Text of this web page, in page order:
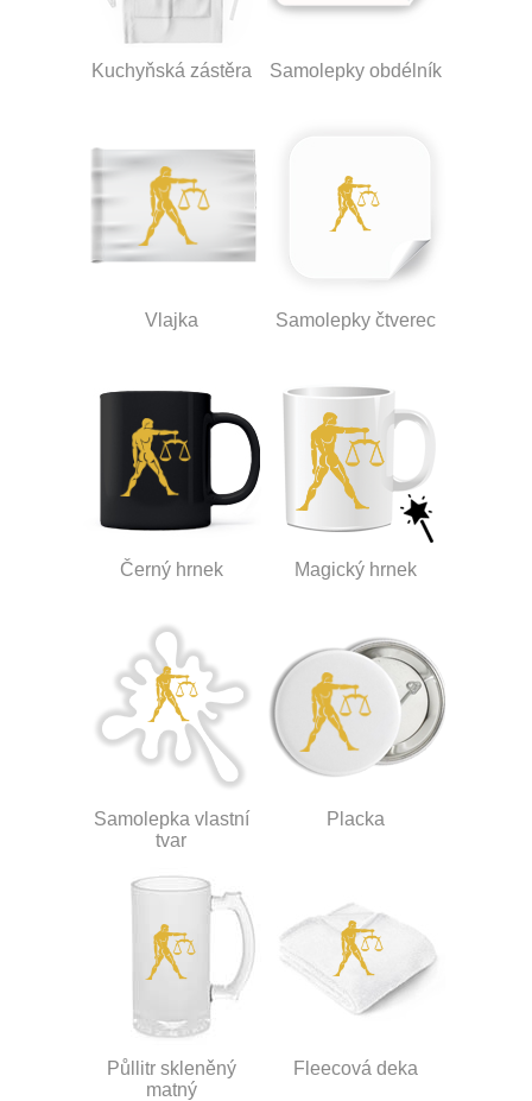
Kuchyňská zástěra Samolepky obdélník
Vlajka Samolepky čtverec
Černý hrnek Magický hrnek
Samolepka vlastní
tvar
Placka
Půllitr skleněný
matný
Fleecová deka